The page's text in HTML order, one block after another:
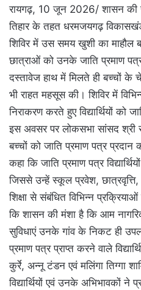
रायगढ़, 10 जून 2026/ शासन की
तिहार के तहत धरमजयगढ़
शिविर में उस समय खुशी का माहौल
छात्राओं को उनके जाति प्रमाण
दस्तावेज हाथ में मिलते ही बच्चों
भी राहत महसूस की। शिविर में
निराकरण करते हुए विद्यार्थियों को
इस अवसर पर लोकसभा सांसद श्री
बच्चों को जाति प्रमाण पत्र प्रदान
कहा कि जाति प्रमाण पत्र
जिससे उन्हें स्कूल प्रवेश,
शिक्षा से संबंधित विभिन्न
कि शासन की मंशा है कि आम
सुविधाएं उनके गांव के निकट ही
प्रमाण पत्र प्राप्त करने वाले
कुर्रे, अन्नू टंडन एवं मलिंगा तिग्गा
विद्यार्थियों एवं उनके अभिभावकों